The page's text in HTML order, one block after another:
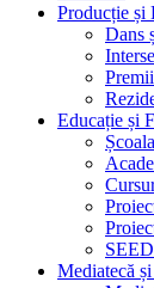
Producție și
Dans
Educație și
Mediatecă